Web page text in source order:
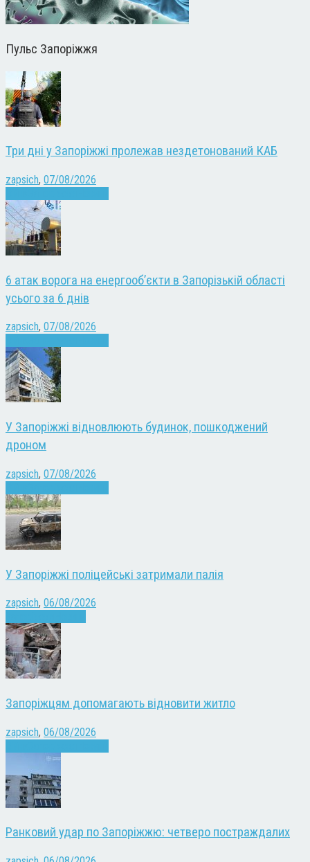
Пульс Запоріжжя
Три дні у Запоріжжі пролежав нездетонований КАБ
zapsich, 07/08/2026
6 атак ворога на енергооб’єкти в Запорізькій області
усього за 6 днів
zapsich, 07/08/2026
У Запоріжжі відновлюють будинок, пошкоджений
дроном
zapsich, 07/08/2026
У Запоріжжі поліцейські затримали палія
zapsich, 06/08/2026
Запоріжцям допомагають відновити житло
zapsich, 06/08/2026
Ранковий удар по Запоріжжю: четверо постраждалих